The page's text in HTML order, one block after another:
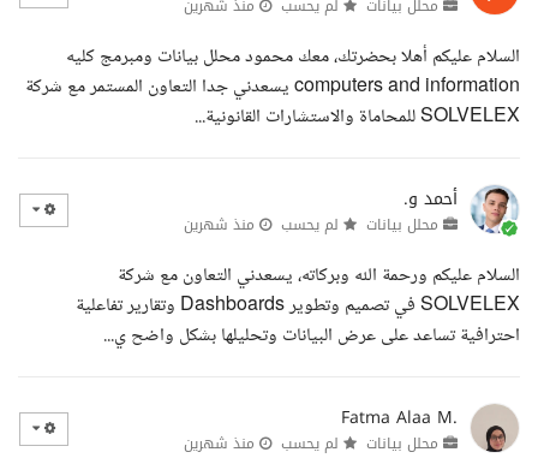
محلل بيانات لم يحسب منذ شهرين
السلام عليكم أهلا بحضرتك، معك محمود محلل بيانات ومبرمج كليه
computers and information يسعدني جدا التعاون المستمر مع شركة
SOLVELEX للمحاماة والاستشارات القانونية...
أحمد و.
محلل بيانات لم يحسب منذ شهرين
السلام عليكم ورحمة الله وبركاته، يسعدني التعاون مع شركة
SOLVELEX في تصميم وتطوير Dashboards وتقارير تفاعلية
احترافية تساعد على عرض البيانات وتحليلها بشكل واضح ي...
Fatma Alaa M.
محلل بيانات لم يحسب منذ شهرين